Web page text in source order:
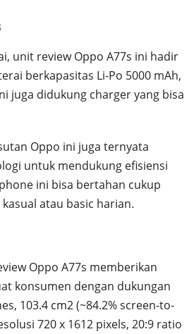
unit review Oppo A77s ini hadir
berkapasitas Li-Po 5000 mAh,
juga didukung charger yang bisa
Oppo ini juga ternyata
untuk mendukung efisiensi
ini bisa bertahan cukup
atau basic harian.
Oppo A77s memberikan
konsumen dengan dukungan
103.4 cm2 (~84.2% screen-to-
720 x 1612 pixels, 20:9 ratio